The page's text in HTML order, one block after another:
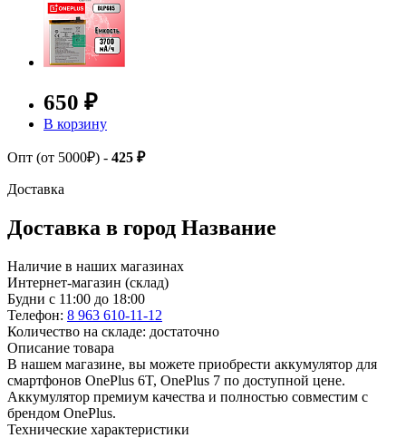
650 ₽
В корзину
Опт (от 5000₽) - 425 ₽
Доставка
Доставка в город Название
Наличие в наших магазинах
Интернет-магазин (склад)
Будни с 11:00 до 18:00
Телефон: 8 963 610-11-12
Количество на складе: достаточно
Описание товара
В нашем магазине, вы можете приобрести аккумулятор для
смартфонов OnePlus 6T, OnePlus 7 по доступной цене.
Аккумулятор премиум качества и полностью совместим с
брендом OnePlus.
Технические характеристики